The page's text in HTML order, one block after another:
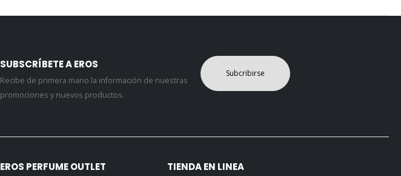
SUBSCRÍBETE A EROS
Recibe de primera mano la información de nuestras
promociones y nuevos productos.
Subcribirse
EROS PERFUME OUTLET TIENDA EN LINEA